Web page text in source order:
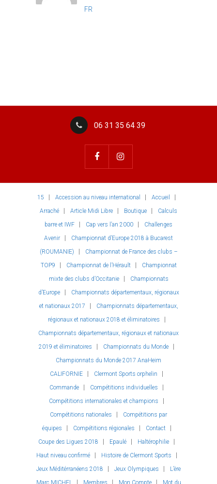
FR
06 31 35 64 39
15 Accession au niveau international
Accueil
Arraché
Article Midi Libre Boutique
Calculs
barre et IWF
Cap vers l’an 2000
Challenges
Avenir
Championnat d’Europe 2018 à Bucarest
(ROUMANIE)
Championnat de France des clubs –
TOP9
Championnat de l’Hérault
Championnat
mixte des clubs d’Occitanie
Championnats
d’Europe
Championnats départementaux, régionaux
et nationaux 2017
Championnats départementaux,
régionaux et nationaux 2018 et éliminatoires
Championnats départementaux, régionaux et nationaux
2019 et éliminatoires
Championnats du Monde
Championnats du Monde 2017 AnaHeim
CALIFORNIE
Clermont Sports orphelin
Commande
Compétitions individuelles
Compétitions internationales et champions
Compétitions nationales
Compétitions par
équipes
Compétitions régionales
Contact
Coupe des Ligues 2018
Epaulé
Haltérophilie
Haut niveau confirmé
Histoire de Clermont Sports
Jeux Méditérranéens 2018
Jeux Olympiques
L’ère
Marc MICHEL
Membres Mon Compte Mot du